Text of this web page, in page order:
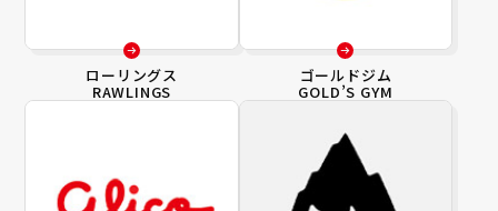
ローリングス
RAWLINGS
ゴールドジム
GOLD’S GYM